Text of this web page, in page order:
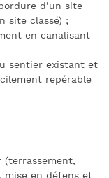
d’un site
site classé) ;
en canalisant
sentier existant et
repérable
(terrassement,
mise en défens et